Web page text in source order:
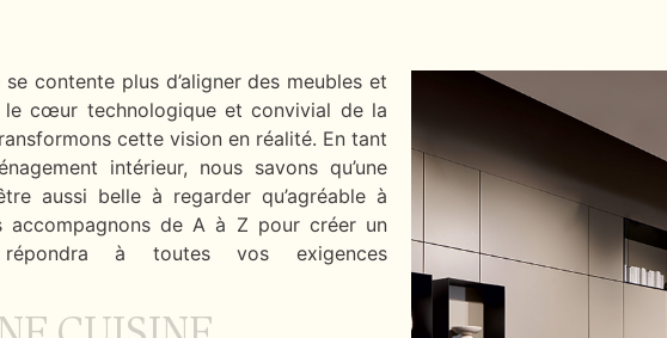
se contente plus d’aligner des meubles et
le cœur technologique et convivial de la
cette vision en réalité. En tant
intérieur, nous savons qu’une
aussi belle à regarder qu’agréable à
accompagnons de A à Z pour créer un
répondra à toutes vos exigences